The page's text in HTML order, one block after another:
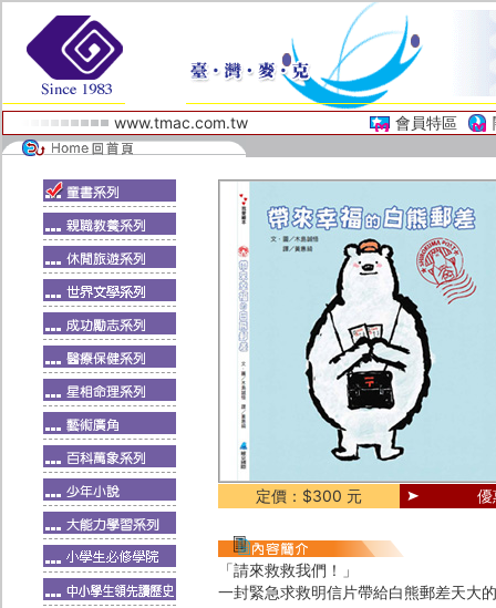
www.tmac.com.tw 會員特區
定價：$300 元
「請來救救我們！」
一封緊急求救明信片帶給白熊郵差天大